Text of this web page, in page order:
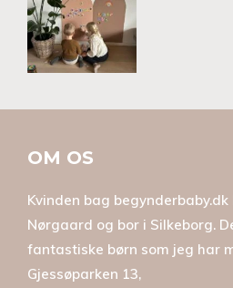
OM OS
Kvinden bag
Nørgaard og bor i Silkeborg.
fantastiske børn som jeg har
Gjessøparken 13,